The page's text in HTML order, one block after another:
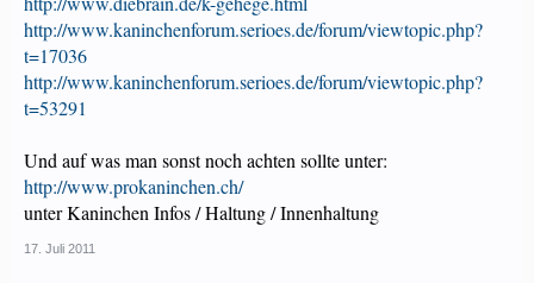
http://www.kaninchenforum.serioes.de/forum/viewtopic.php?
t=17036
http://www.kaninchenforum.serioes.de/forum/viewtopic.php?
t=53291
Und auf was man sonst noch achten sollte unter:
http://www.prokaninchen.ch/
unter Kaninchen Infos / Haltung / Innenhaltung
17. Juli 2011